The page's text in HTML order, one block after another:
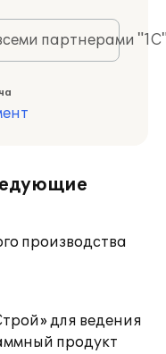
партнерами
производства
для ведения
продукт